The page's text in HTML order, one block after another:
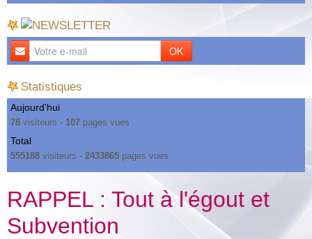
OK
Statistiques
Aujourd'hui
78 visiteurs - 107 pages vues
Total
555188 visiteurs - 2433865 pages vues
RAPPEL : Tout à l'égout et
Subvention